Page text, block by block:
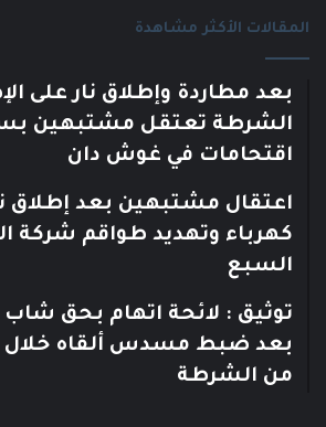
المقالات الأكثر مشاهدة
بعد مطاردة وإطلاق نار على
الشرطة تعتقل مشتبهين
اقتحامات في غوش دان
اعتقال مشتبهين بعد إطلاق
كهرباء وتهديد طواقم شركة
السبع
توثيق : لائحة اتهام بحق شاب
بعد ضبط مسدس ألقاه خلال
من الشرطة